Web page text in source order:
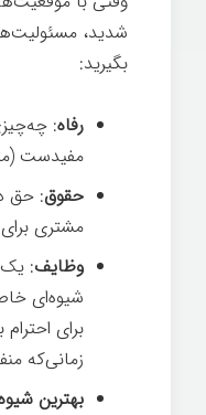
شدید،
بگیرید:
رفاه:
مفیدست
حقوق: حق
مشتری
وظایف: یک
شیوه‌ای
برای
زمانی‌که
بهترین